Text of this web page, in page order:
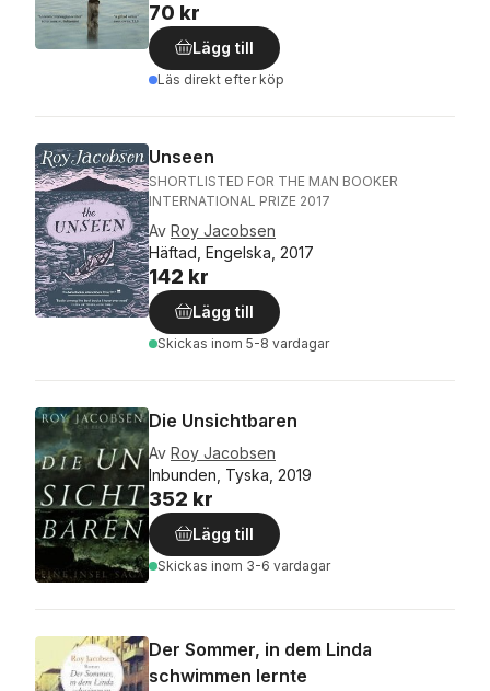
70 kr
Lägg till
Läs direkt efter köp
Unseen
SHORTLISTED FOR THE MAN BOOKER
INTERNATIONAL PRIZE 2017
Av Roy Jacobsen
Häftad, Engelska, 2017
142 kr
Lägg till
Skickas inom 5-8 vardagar
Die Unsichtbaren
Av Roy Jacobsen
Inbunden, Tyska, 2019
352 kr
Lägg till
Skickas inom 3-6 vardagar
Der Sommer, in dem Linda
schwimmen lernte